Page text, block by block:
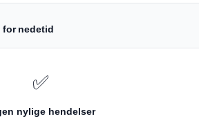
for nedetid
✅
nylige hendelser